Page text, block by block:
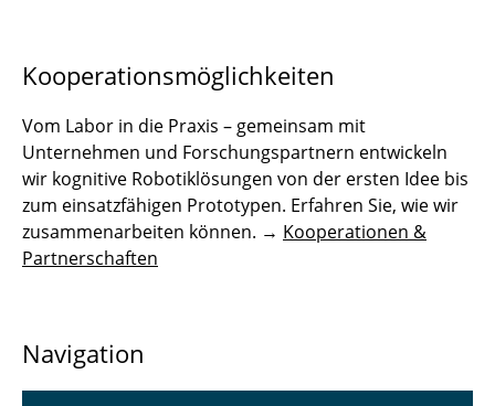
Kooperationsmöglichkeiten
Vom Labor in die Praxis – gemeinsam mit
Unternehmen und Forschungspartnern entwickeln
wir kognitive Robotiklösungen von der ersten Idee bis
zum einsatzfähigen Prototypen. Erfahren Sie, wie wir
zusammenarbeiten können. → Kooperationen &
Partnerschaften
Navigation